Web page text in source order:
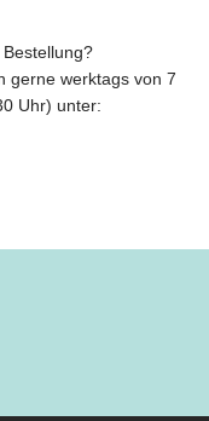
gerne werktags von 7
Uhr) unter: